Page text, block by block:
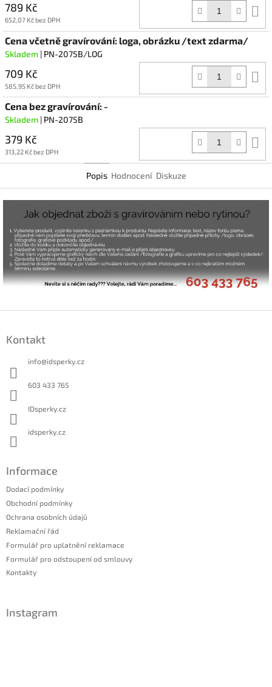
789 Kč
652,07 Kč bez DPH
Cena včetně gravírování: loga, obrázku /text zdarma/
Skladem | PN-2075B/LOG
709 Kč
585,95 Kč bez DPH
Cena bez gravírování: -
Skladem | PN-2075B
379 Kč
313,22 Kč bez DPH
Popis Hodnocení Diskuze
Kontakt
info@idsperky.cz
603 433 765
IDsperky.cz
idsperky.cz
Informace
Dodací podmínky
Obchodní podmínky
Ochrana osobních údajů
Reklamační řád
Formulář pro uplatnění reklamace
Formulář pro odstoupení od smlouvy
Kontakty
Instagram